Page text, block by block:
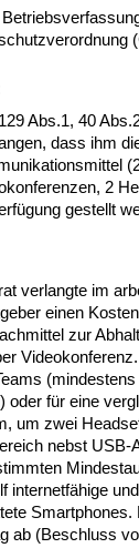
Abs.1, 40
dass ihm
2
gestellt
verlangte im
einen
zur
oder für eine
um zwei
nebst
internetfähige
Smartphones.
ab (Beschluss